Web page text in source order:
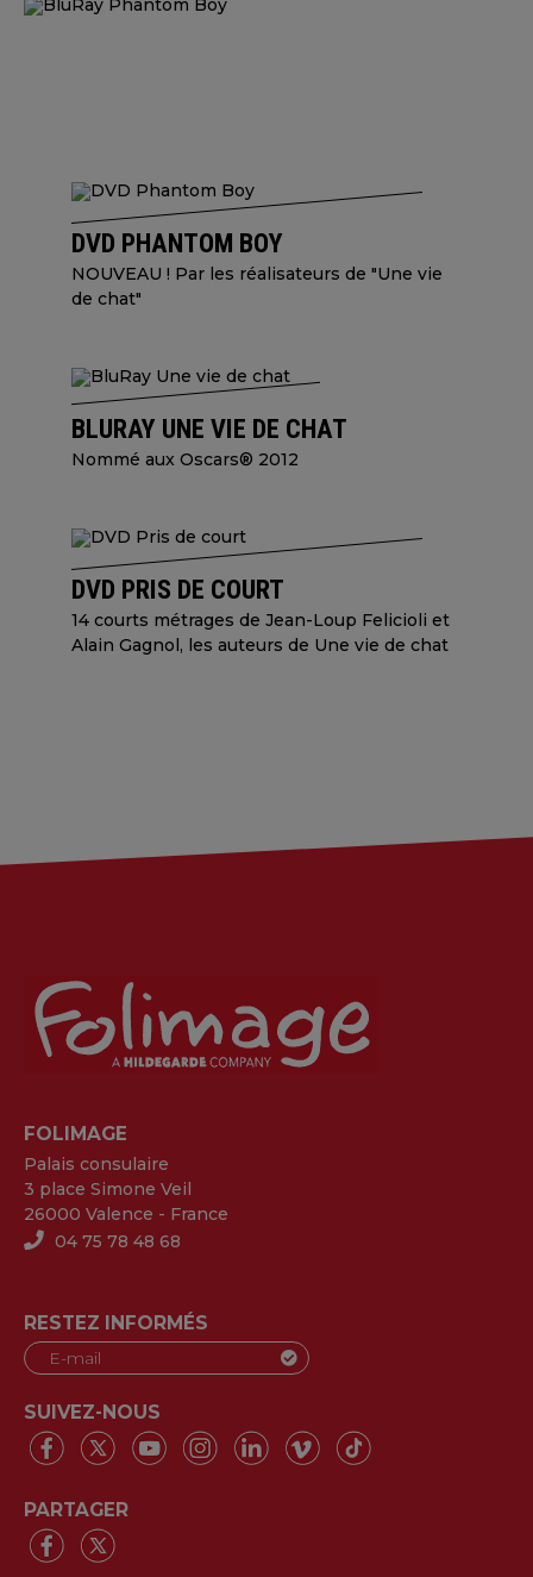
DVD PHANTOM BOY
NOUVEAU ! Par les réalisateurs de "Une vie
de chat"
BLURAY UNE VIE DE CHAT
Nommé aux Oscars® 2012
DVD PRIS DE COURT
14 courts métrages de Jean-Loup Felicioli et
Alain Gagnol, les auteurs de Une vie de chat
FOLIMAGE
Palais consulaire
3 place Simone Veil
26000 Valence - France
04 75 78 48 68
RESTEZ INFORMÉS
SUIVEZ-NOUS
PARTAGER